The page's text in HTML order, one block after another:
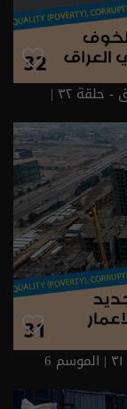
قلّة الأمطار والخوف من شح المياه في العراق - حلقة ٣٢ |